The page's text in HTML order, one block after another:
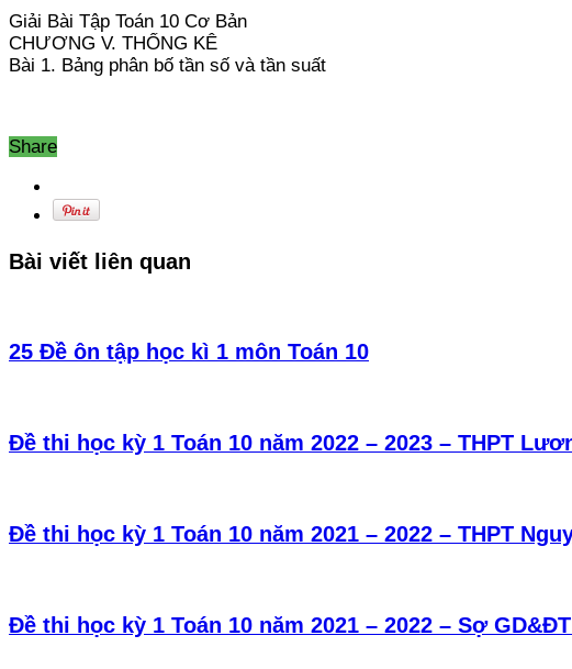
Giải Bài Tập Toán 10 Cơ Bản
CHƯƠNG V. THỐNG KÊ
Bài 1. Bảng phân bố tần số và tần suất
Share
Bài viết liên quan
25 Đề ôn tập học kì 1 môn Toán 10
Đề thi học kỳ 1 Toán 10 năm 2022 – 2023 – THPT
Đề thi học kỳ 1 Toán 10 năm 2021 – 2022 – THPT
Đề thi học kỳ 1 Toán 10 năm 2021 – 2022 – Sợ